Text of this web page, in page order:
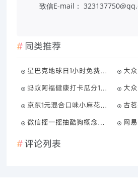
致信E-mail：
同类推荐
星巴克地球日1小时免费喝咖啡
蚂蚁阿福健康打卡瓜分10万亓
京东1元混合口味小麻花30包
微信摇一摇抽酷狗概念版会员
评论列表